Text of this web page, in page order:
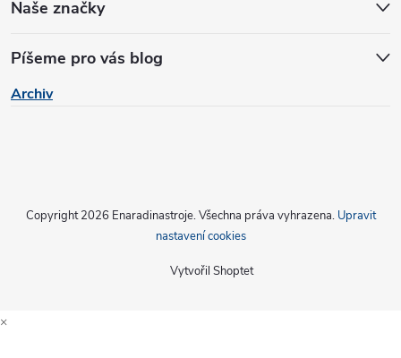
Naše značky
Píšeme pro vás blog
Archiv
Vytvořil Shoptet
Copyright 2026 Enaradinastroje. Všechna práva vyhrazena. Upravit
nastavení cookies
×